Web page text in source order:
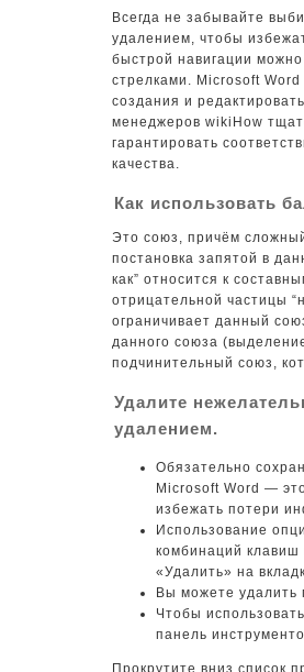
Всегда не забывайте
удалением, чтобы
быстрой навигации
стрелками. Microsoft
создания и
менеджеров wikiHow
гарантировать
качества.
Как использовать
Это союз, причём
постановка запятой в
как” относится к
отрицательной частицы
ограничивает данный
данного союза
подчинительный союз,
Удалите
удалением.
Обязательно
Microsoft Word —
избежать потери
Использование
комбинаций
«Удалить» на
Вы можете удалить
Чтобы
панель
Прокрутите вниз список